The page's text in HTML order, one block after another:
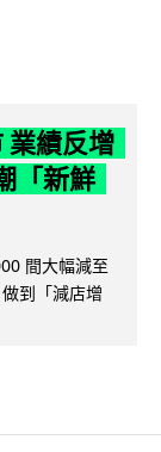
業績反增
「新鮮
間大幅減至
到「減店增